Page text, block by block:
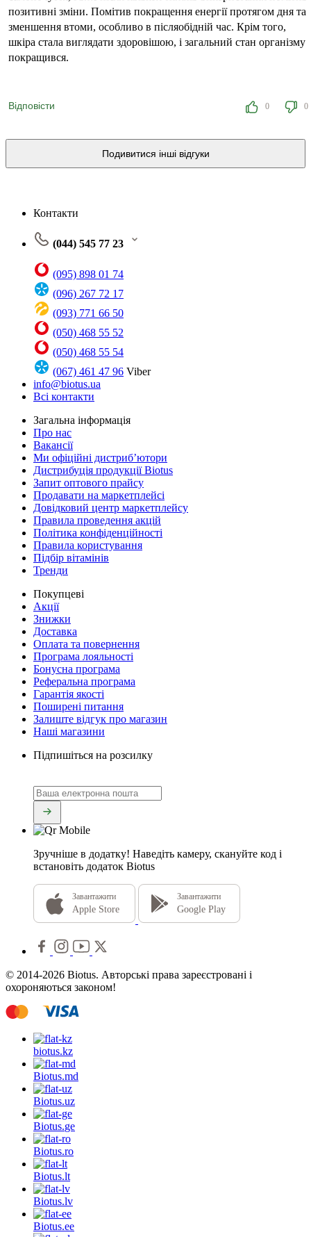
позитивні зміни. Помітив покращення енергії протягом дня та
зменшення втоми, особливо в післяобідній час. Крім того,
шкіра стала виглядати здоровішою, і загальний стан організму
покращився.
Відповісти 0 0
Подивитися інші відгуки
Контакти
(044) 545 77 23
(095) 898 01 74
(096) 267 72 17
(093) 771 66 50
(050) 468 55 52
(050) 468 55 54
(067) 461 47 96 Viber
info@biotus.ua
Всі контакти
Загальна інформація
Про нас
Вакансії
Ми офіційні дистриб’ютори
Дистрибуція продукції Biotus
Запит оптового прайсу
Продавати на маркетплейсі
Довідковий центр маркетплейсу
Правила проведення акцій
Політика конфіденційності
Правила користування
Підбір вітамінів
Тренди
Покупцеві
Акції
Знижки
Доставка
Оплата та повернення
Програма лояльності
Бонусна програма
Реферальна програма
Гарантія якості
Поширені питання
Залиште відгук про магазин
Наші магазини
Підпишіться на розсилку
Зручніше в додатку! Наведіть камеру, скануйте код і
встановіть додаток Biotus
Завантажити
Apple Store
Завантажити
Google Play
© 2014-2026 Biotus. Авторські права зареєстровані і
охороняються законом!
biotus.kz
Biotus.md
Biotus.uz
Biotus.ge
Biotus.ro
Biotus.lt
Biotus.lv
Biotus.ee